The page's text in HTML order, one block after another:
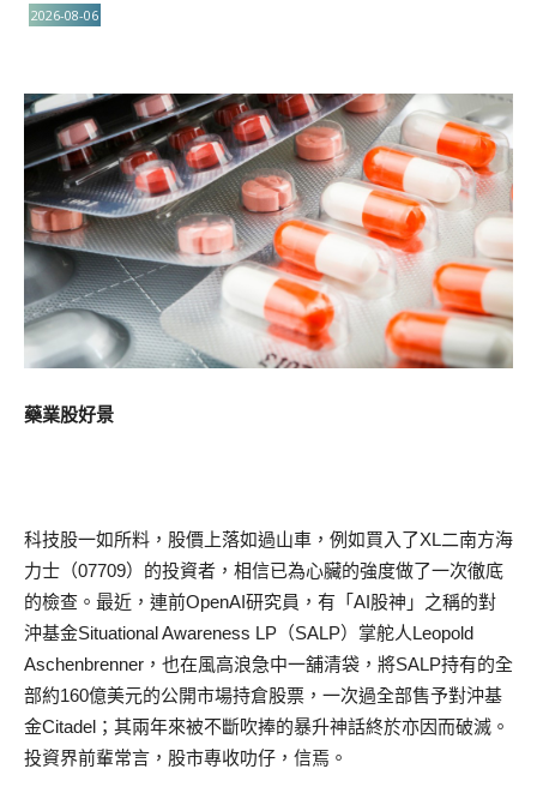
2026-08-06
藥業股好景
科技股一如所料，股價上落如過山車，例如買入了XL二南方海
力士（07709）的投資者，相信已為心臟的強度做了一次徹底
的檢查。最近，連前OpenAI研究員，有「AI股神」之稱的對
沖基金Situational Awareness LP（SALP）掌舵人Leopold
Aschenbrenner，也在風高浪急中一舖清袋，將SALP持有的全
部約160億美元的公開市場持倉股票，一次過全部售予對沖基
金Citadel；其兩年來被不斷吹捧的暴升神話終於亦因而破滅。
投資界前輩常言，股市專收叻仔，信焉。